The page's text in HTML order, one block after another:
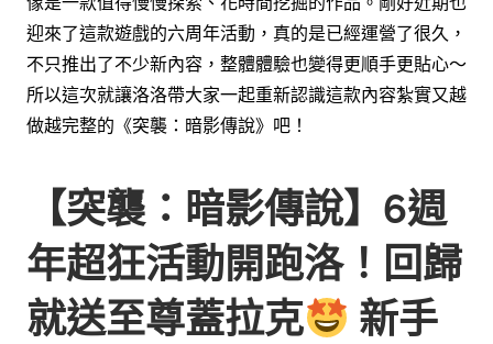
迎來了這款遊戲的六周年活動，真的是已經運營了很久，
不只推出了不少新內容，整體體驗也變得更順手更貼心～
所以這次就讓洛洛帶大家一起重新認識這款內容紮實又越
做越完整的《突襲：暗影傳說》吧！
【突襲：暗影傳說】6週
年超狂活動開跑洛！回歸
就送至尊蓋拉克
新手